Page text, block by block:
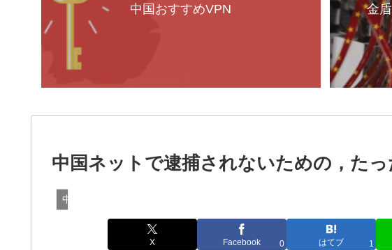
中国おすすめVPN 金
中国ネットで逮捕されないための，たっ
中国インターネット
X Facebook 0 はてブ 1